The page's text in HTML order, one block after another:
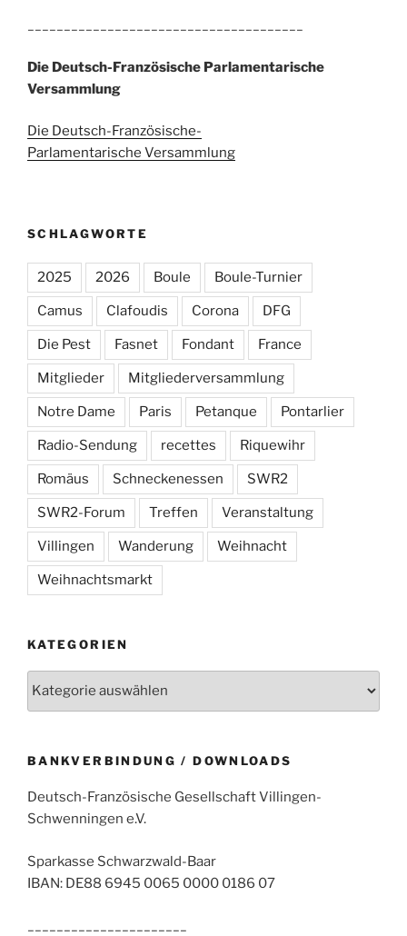
Die Deutsch-Französische Parlamentarische
Versammlung
Die Deutsch-Französische-
Parlamentarische Versammlung
SCHLAGWORTE
2025 2026 Boule Boule-Turnier
Camus Clafoudis Corona DFG
Die Pest Fasnet Fondant France
Mitglieder Mitgliederversammlung
Notre Dame Paris Petanque Pontarlier
Radio-Sendung recettes Riquewihr
Romäus Schneckenessen SWR2
SWR2-Forum Treffen Veranstaltung
Villingen Wanderung Weihnacht
Weihnachtsmarkt
KATEGORIEN
BANKVERBINDUNG / DOWNLOADS
Deutsch-Französische Gesellschaft Villingen-
Schwenningen e.V.
Sparkasse Schwarzwald-Baar
IBAN: DE88 6945 0065 0000 0186 07